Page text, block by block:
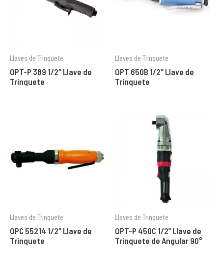
Llaves de Trinquete
OPT-P 389 1/2″ Llave de
Trinquete
Llaves de Trinquete
OPT 650B 1/2″ Llave de
Trinquete
Llaves de Trinquete
OPC 55214 1/2″ Llave de
Trinquete
Llaves de Trinquete
OPT-P 450C 1/2” Llave de
Trinquete de Angular 90°